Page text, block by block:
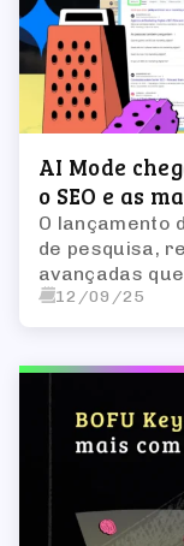
AI Mode
o SEO e as
O lançamento
de pesquisa,
avançadas
relevância real
12/09/25